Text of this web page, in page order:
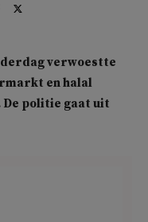
verwoestte
en halal
De politie gaat uit